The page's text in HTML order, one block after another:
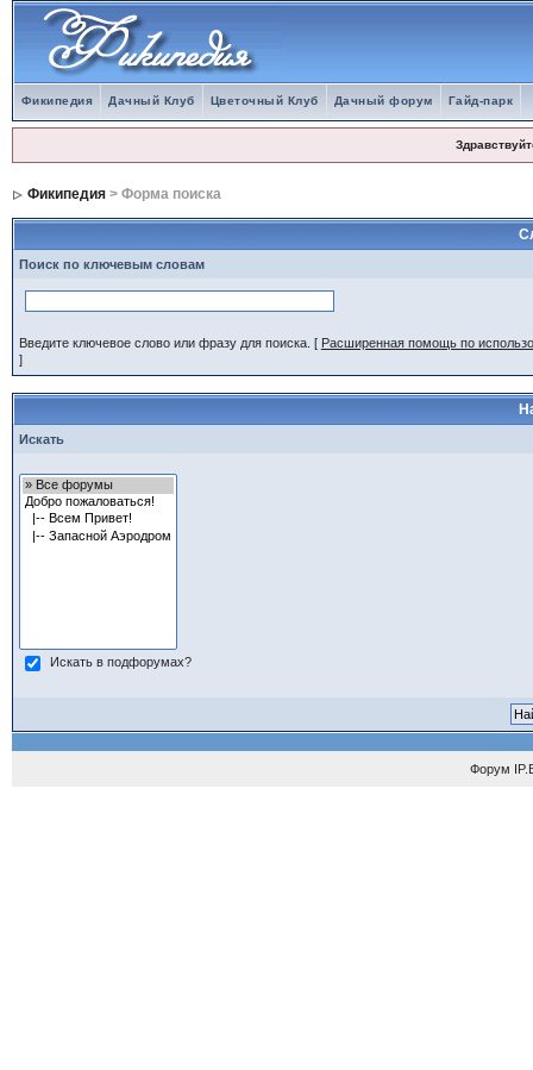
Фикипедия Дачный Клуб Цветочный Клуб Дачный форум Гайд-парк
Фикипедия> Форма поиска
Поиск по ключевым словам
Введите ключевое слово или фразу для поиска. [ Расширенная помощь по
]
Искать
Искать в подфорумах?
Форум